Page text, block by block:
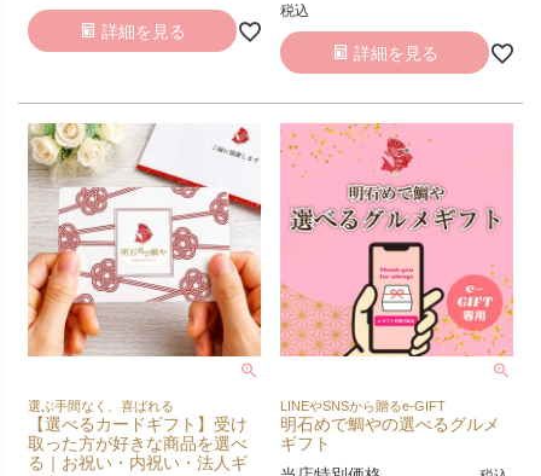
詳細を見る
税込
詳細を見る
選ぶ手間なく、喜ばれる
【選べるカードギフト】受け
取った方が好きな商品を選べ
る｜お祝い・内祝い・法人ギ
LINEやSNSから贈るe-GIFT
明石めで鯛やの選べるグルメ
ギフト